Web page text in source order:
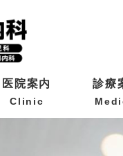
医院案内
Clinic
診療